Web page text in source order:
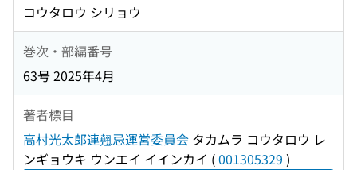
コウタロウ シリョウ
巻次・部編番号
63号 2025年4月
著者標目
高村光太郎連翹忌運営委員会 タカムラ コウタロウ レ
ンギョウキ ウンエイ イインカイ (001305329 )